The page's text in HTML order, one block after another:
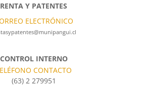
RENTA Y PATENTES
ELECTRÓNICO
CONTROL INTERNO
CONTACTO
(63) 2 279951